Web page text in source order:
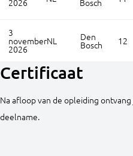
2026 Bosch
3
november
2026
NL Den
Bosch 12
Certificaat
Na afloop van de opleiding
deelname.